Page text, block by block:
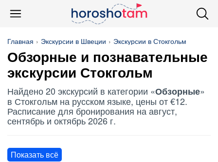
Главная Экскурсии в Швеции Экскурсии в Стокгольм
Обзорные и познавательные
экскурсии Стокгольм
Найдено 20 экскурсий в категории «Обзорные»
в Стокгольм на русском языке, цены от €12.
Расписание для бронирования на август,
сентябрь и октябрь 2026 г.
Показать всё